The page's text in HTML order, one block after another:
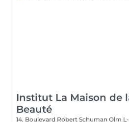
Institut La Maison de
Beauté
14, Boulevard Robert Schuman Olm